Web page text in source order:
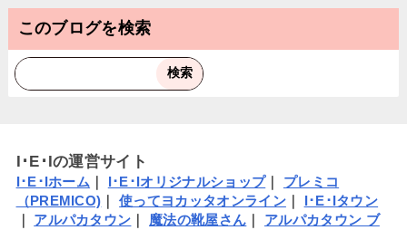
このブログを検索
I･E･Iの運営サイト
I･E･Iホーム I･E･Iオリジナルショップ｜ プレミコ
（PREMICO) ｜使ってヨカッタオンライン｜ I･E･Iタウン
アルパカタウン 魔法の靴屋さん アルパカタウン ブ